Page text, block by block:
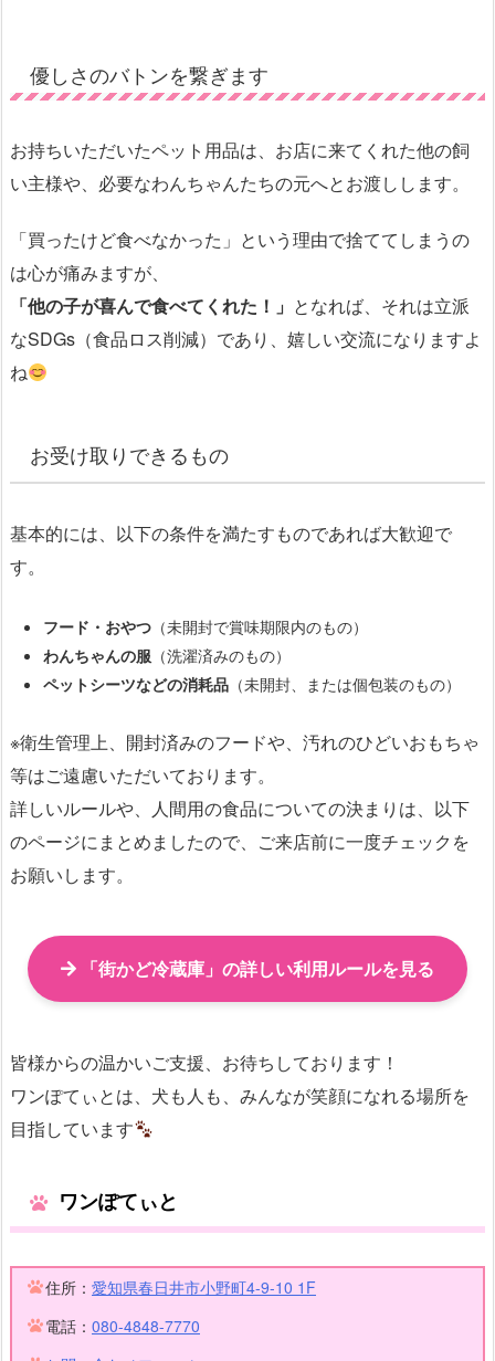
優しさのバトンを繋ぎます
お持ちいただいたペット用品は、お店に来てくれた他の飼
い主様や、必要なわんちゃんたちの元へとお渡しします。
「買ったけど食べなかった」という理由で捨ててしまうの
は心が痛みますが、
「他の子が喜んで食べてくれた！」 となれば、それは立派
なSDGs（食品ロス削減）であり、嬉しい交流になりますよ
ね
お受け取りできるもの
基本的には、以下の条件を満たすものであれば大歓迎で
す。
フード・おやつ （未開封で賞味期限内のもの）
わんちゃんの服 （洗濯済みのもの）
ペットシーツなどの消耗品 （未開封、または個包装のもの）
※衛生管理上、開封済みのフードや、汚れのひどいおもちゃ
等はご遠慮いただいております。
詳しいルールや、人間用の食品についての決まりは、以下
のページにまとめましたので、ご来店前に一度チェックを
お願いします。
「街かど冷蔵庫」の詳しい利用ルールを見る
皆様からの温かいご支援、お待ちしております！
ワンぽてぃとは、犬も人も、みんなが笑顔になれる場所を
目指しています
ワンぽてぃと
住所： 愛知県春日井市小野町4-9-10 1F
電話： 080-4848-7770